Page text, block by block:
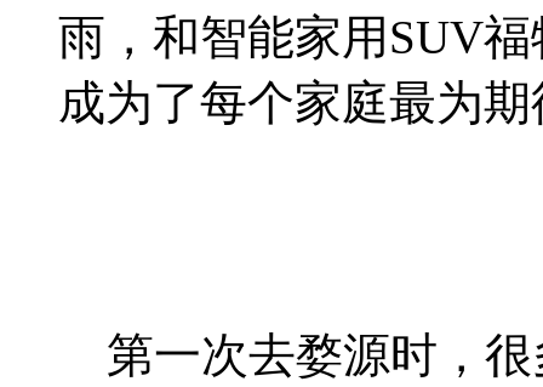
雨，和智能家用SUV
成为了每个家庭最为
第一次去婺源时，很